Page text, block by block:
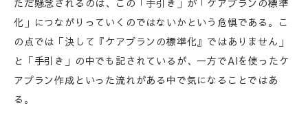
ただ懸念されるのは、この「手引き」が「ケアプランの標準
化」につながりっていくのではないかという危惧である。こ
の点では「決して『ケアプランの標準化』ではありません」
と「手引き」の中でも記されているが、一方でAIを使ったケ
アプラン作成といった流れがある中で気になることではあ
る。